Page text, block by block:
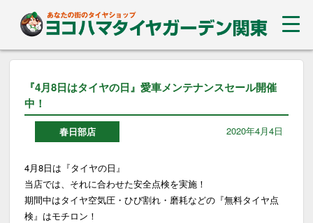
『4月8日はタイヤの日』愛車メンテナンスセール開催
中！
春日部店 2020年4月4日
4月8日は『タイヤの日』
当店では、それに合わせた安全点検を実施！
期間中はタイヤ空気圧・ひび割れ・磨耗などの『無料タイヤ点
検』はモチロン！